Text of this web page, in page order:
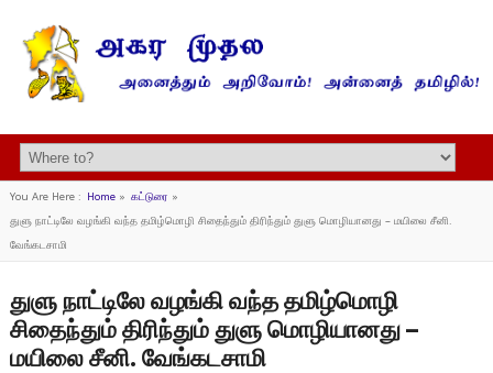
You Are Here : Home» கட்டுரை »
துளு நாட்டிலே வழங்கி வந்த தமிழ்மொழி சிதைந்தும் திரிந்தும் துளு மொழியானது – மயிலை சீனி.
வேங்கடசாமி
துளு நாட்டிலே வழங்கி வந்த தமிழ்மொழி
சிதைந்தும் திரிந்தும் துளு மொழியானது –
மயிலை சீனி. வேங்கடசாமி